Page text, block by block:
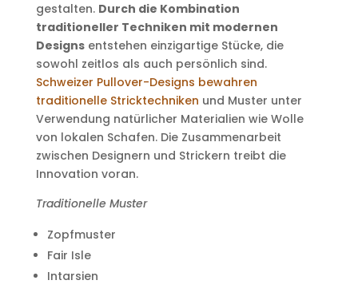
gestalten. Durch die Kombination
traditioneller Techniken mit modernen
Designsentstehen einzigartige Stücke, die
sowohl zeitlos als auch persönlich sind.
Schweizer Pullover-Designs bewahren
traditionelle Stricktechniken und Muster unter
Verwendung natürlicher Materialien wie Wolle
von lokalen Schafen. Die Zusammenarbeit
zwischen Designern und Strickern treibt die
Innovation voran.
Traditionelle Muster
Zopfmuster
Fair Isle
Intarsien